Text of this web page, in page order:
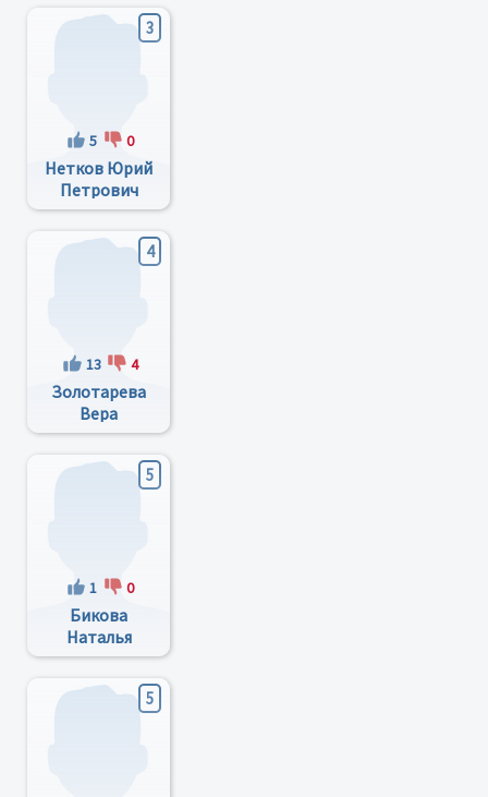
3
5 0
Нетков Юрий
Петрович
4
13 4
Золотарева
Вера
Степановна
5
1 0
Бикова
Наталья
Николаевна
5